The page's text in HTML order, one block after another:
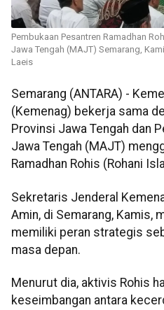
Pembukaan Pesantren Ramadhan
Jawa Tengah (MAJT) Semarang,
Laeis
Semarang (ANTARA) -
(Kemenag) bekerja sama
Provinsi Jawa Tengah dan
Jawa Tengah (MAJT)
Ramadhan Rohis (Rohani
Sekretaris Jenderal
Amin, di Semarang, Kamis,
memiliki peran strategis
masa depan.
Menurut dia, aktivis Rohis
keseimbangan antara